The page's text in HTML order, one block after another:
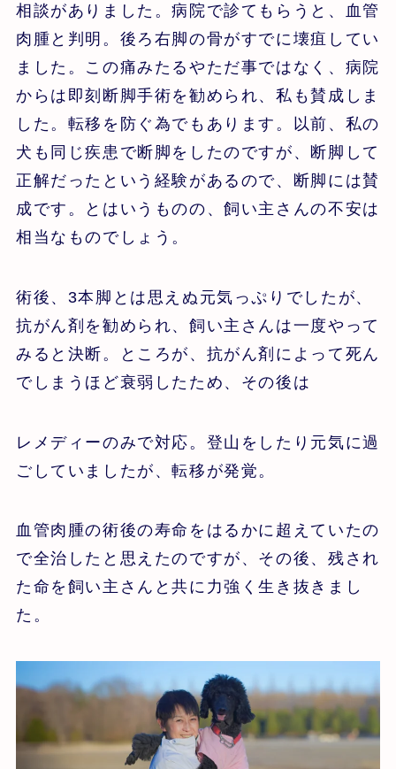
相談がありました。病院で診てもらうと、血管
肉腫と判明。後ろ右脚の骨がすでに壊疽してい
ました。この痛みたるやただ事ではなく、病院
からは即刻断脚手術を勧められ、私も賛成しま
した。転移を防ぐ為でもあります。以前、私の
犬も同じ疾患で断脚をしたのですが、断脚して
正解だったという経験があるので、断脚には賛
成です。とはいうものの、飼い主さんの不安は
相当なものでしょう。
術後、3本脚とは思えぬ元気っぷりでしたが、
抗がん剤を勧められ、飼い主さんは一度やって
みると決断。ところが、抗がん剤によって死ん
でしまうほど衰弱したため、その後は
レメディーのみで対応。登山をしたり元気に過
ごしていましたが、転移が発覚。
血管肉腫の術後の寿命をはるかに超えていたの
で全治したと思えたのですが、その後、残され
た命を飼い主さんと共に力強く生き抜きまし
た。